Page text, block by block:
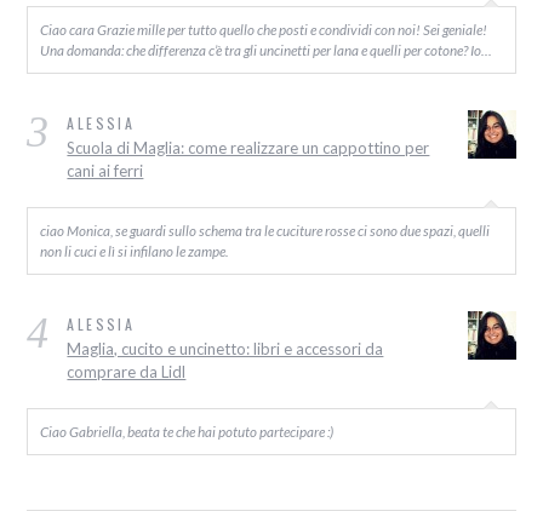
Ciao cara Grazie mille per tutto quello che posti e condividi con noi! Sei geniale!
Una domanda: che differenza c’è tra gli uncinetti per lana e quelli per cotone? Io…
3 ALESSIA
Scuola di Maglia: come realizzare un cappottino per
cani ai ferri
ciao Monica, se guardi sullo schema tra le cuciture rosse ci sono due spazi, quelli
non li cuci e lì si infilano le zampe.
4 ALESSIA
Maglia, cucito e uncinetto: libri e accessori da
comprare da Lidl
Ciao Gabriella, beata te che hai potuto partecipare :)